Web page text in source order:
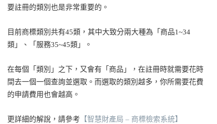
要註冊的類別也是非常重要的。
目前商標類別共有45類，其中大致分兩大種為「商品1~34
類」、「服務35~45類」。
在每個「類別」之下，又會有「商品」，在註冊時就需要花時
間去一個一個查詢並選取。而選取的類別越多，你所需要花費
的申請費用也會越高。
更詳細的解說，請參考 【智慧財產局 – 商標檢索系統】